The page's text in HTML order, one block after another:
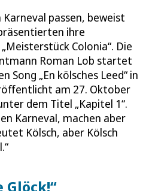
passen, beweist
ihre
Colonia“. Die
Roman Lob startet
Song „En kölsches Leed“ in
am 27. Oktober
dem Titel „Kapitel 1“.
Karneval, machen aber
Kölsch, aber Kölsch